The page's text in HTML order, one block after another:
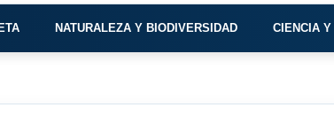
NATURALEZA Y BIODIVERSIDAD CIENCIA